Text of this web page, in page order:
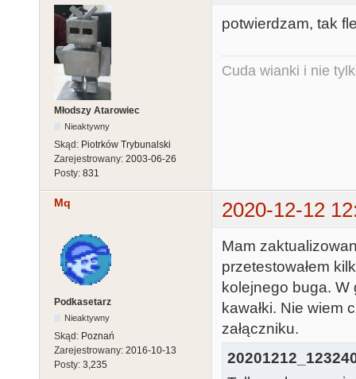
Młodszy Atarowiec
Nieaktywny
Skąd: Piotrków Trybunalski
Zarejestrowany: 2003-06-26
Posty: 831
potwierdzam, tak
Cuda wianki i nie
Mq 2020-12-12
Podkasetarz
Nieaktywny
Skąd: Poznań
Zarejestrowany: 2016-10-13
Posty: 3,235
Mam
przetestowałem
kolejnego buga.
kawałki. Nie wiem
załączniku.